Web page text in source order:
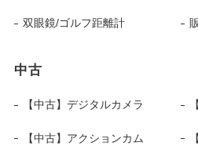
双眼鏡/ゴルフ距離計
中古
【中古】デジタルカメラ
【中古】アクションカム